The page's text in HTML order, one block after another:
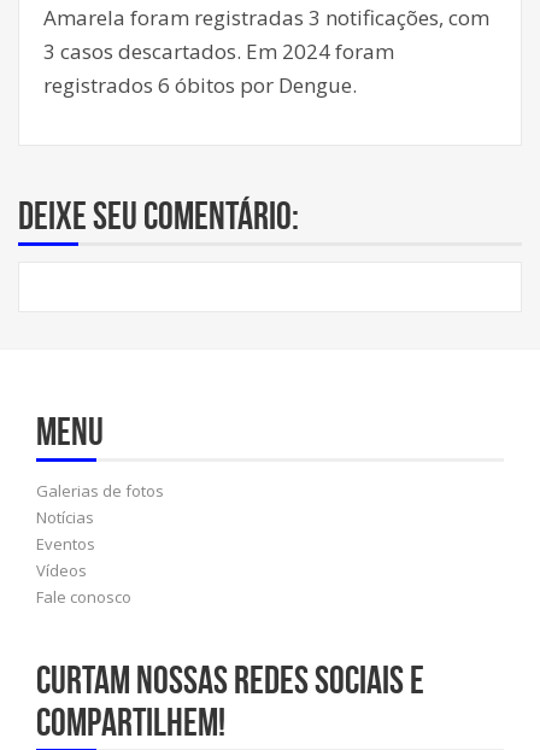
Amarela foram registradas 3 notificações, com
3 casos descartados. Em 2024 foram
registrados 6 óbitos por Dengue.
Deixe seu comentário:
Menu
Galerias de fotos
Notícias
Eventos
Vídeos
Fale conosco
Curtam nossas redes sociais e
compartilhem!